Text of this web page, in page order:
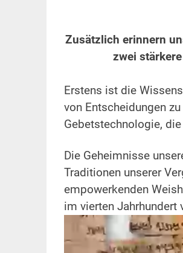
Zusätzlich erinnern
zwei
Erstens ist die
von Entscheidungen
Gebetstechnologie,
Die Geheimnisse
Traditionen unserer
empowerkenden
im vierten Jahrhundert